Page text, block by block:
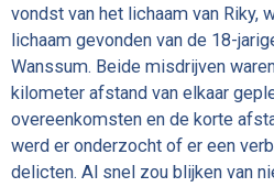
vondst van het lichaam van Riky,
lichaam gevonden van de 18-
Wanssum. Beide misdrijven
kilometer afstand van elkaar
overeenkomsten en de korte
werd er onderzocht of er een
delicten. Al snel zou blijken van